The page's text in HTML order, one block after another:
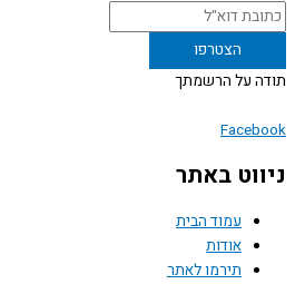
על הרשמתך
באתר
עמוד הבית
אודות
תירמו לאתר